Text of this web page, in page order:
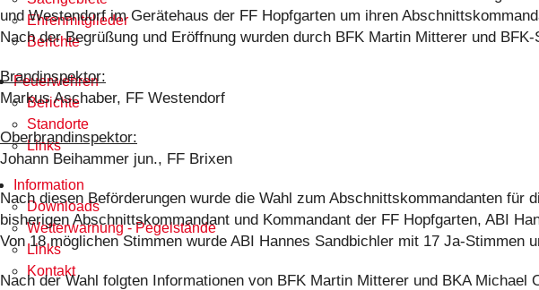
Ehrenmitglieder
Berichte
Feuerwehren
Berichte
Standorte
Links
Information
Downloads
Wetterwarnung - Pegelstände
Links
Kontakt
und Westendorf im Gerätehaus der FF Hopfgarten um ihren
Nach der Begrüßung und Eröffnung wurden durch BFK Martin Mitterer und
Brandinspektor:
Markus Aschaber, FF Westendorf
Oberbrandinspektor:
Johann Beihammer jun., FF Brixen
Nach diesen Beförderungen wurde die Wahl zum Abschnittskommandanten
bisherigen Abschnittskommandant und Kommandant der FF Hopfgarten, ABI
Von 18 möglichen Stimmen wurde ABI Hannes Sandbichler mit 17 Ja-
Nach der Wahl folgten Informationen von BFK Martin Mitterer und BKA Michael